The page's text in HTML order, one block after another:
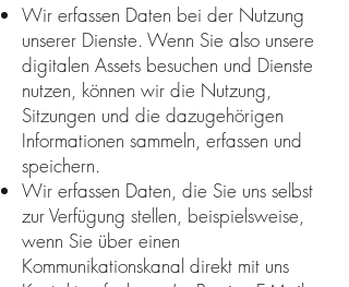
Wir erfassen Daten bei der Nutzung
unserer Dienste. Wenn Sie also unsere
digitalen Assets besuchen und Dienste
nutzen, können wir die Nutzung,
Sitzungen und die dazugehörigen
Informationen sammeln, erfassen und
speichern.
Wir erfassen Daten, die Sie uns selbst
zur Verfügung stellen, beispielsweise,
wenn Sie über einen
Kommunikationskanal direkt mit uns